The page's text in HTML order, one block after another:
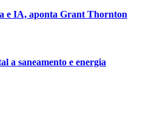
e IA, aponta Grant Thornton
a saneamento e energia